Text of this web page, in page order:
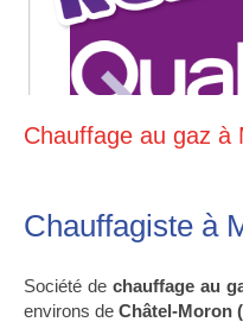
Chauffage au gaz à
Chauffagiste à
Société de chauffage au
environs de Châtel-Moron